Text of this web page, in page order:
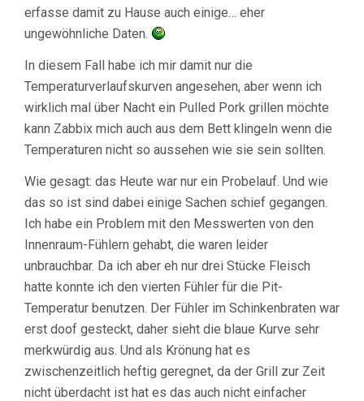
erfasse damit zu Hause auch einige… eher
ungewöhnliche Daten.
In diesem Fall habe ich mir damit nur die
Temperaturverlaufskurven angesehen, aber wenn ich
wirklich mal über Nacht ein Pulled Pork grillen möchte
kann Zabbix mich auch aus dem Bett klingeln wenn die
Temperaturen nicht so aussehen wie sie sein sollten.
Wie gesagt: das Heute war nur ein Probelauf. Und wie
das so ist sind dabei einige Sachen schief gegangen.
Ich habe ein Problem mit den Messwerten von den
Innenraum-Fühlern gehabt, die waren leider
unbrauchbar. Da ich aber eh nur drei Stücke Fleisch
hatte konnte ich den vierten Fühler für die Pit-
Temperatur benutzen. Der Fühler im Schinkenbraten war
erst doof gesteckt, daher sieht die blaue Kurve sehr
merkwürdig aus. Und als Krönung hat es
zwischenzeitlich heftig geregnet, da der Grill zur Zeit
nicht überdacht ist hat es das auch nicht einfacher